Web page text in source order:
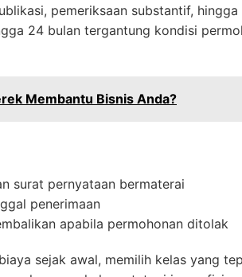
pemeriksaan substantif,
24 bulan tergantung kondisi
Membantu Bisnis Anda?
surat pernyataan bermaterai
penerimaan
apabila permohonan ditolak
sejak awal, memilih kelas yang